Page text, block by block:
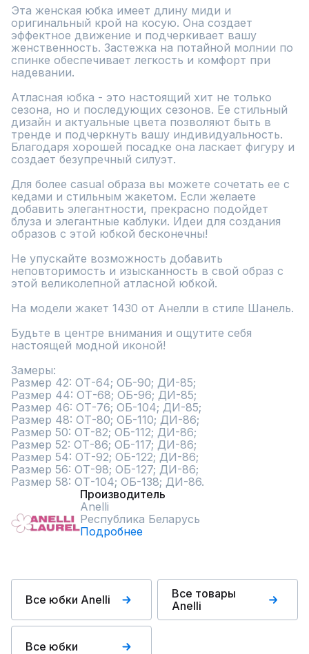
Эта женская юбка имеет длину миди и
оригинальный крой на косую. Она создает
эффектное движение и подчеркивает вашу
женственность. Застежка на потайной молнии по
спинке обеспечивает легкость и комфорт при
надевании.
Атласная юбка - это настоящий хит не только
сезона, но и последующих сезонов. Ее стильный
дизайн и актуальные цвета позволяют быть в
тренде и подчеркнуть вашу индивидуальность.
Благодаря хорошей посадке она ласкает фигуру и
создает безупречный силуэт.
Для более casual образа вы можете сочетать ее с
кедами и стильным жакетом. Если желаете
добавить элегантности, прекрасно подойдет
блуза и элегантные каблуки. Идеи для создания
образов с этой юбкой бесконечны!
Не упускайте возможность добавить
неповторимость и изысканность в свой образ с
этой великолепной атласной юбкой.
На модели жакет 1430 от Анелли в стиле Шанель.
Будьте в центре внимания и ощутите себя
настоящей модной иконой!
Замеры:
Размер 42: ОТ-64; ОБ-90; ДИ-85;
Размер 44: ОТ-68; ОБ-96; ДИ-85;
Размер 46: ОТ-76; ОБ-104; ДИ-85;
Размер 48: ОТ-80; ОБ-110; ДИ-86;
Размер 50: ОТ-82; ОБ-112; ДИ-86;
Размер 52: ОТ-86; ОБ-117; ДИ-86;
Размер 54: ОТ-92; ОБ-122; ДИ-86;
Размер 56: ОТ-98; ОБ-127; ДИ-86;
Размер 58: ОТ-104; ОБ-138; ДИ-86.
Производитель
Anelli
Республика Беларусь
Подробнее
Все юбки Anelli
Все товары
Anelli
Все юбки